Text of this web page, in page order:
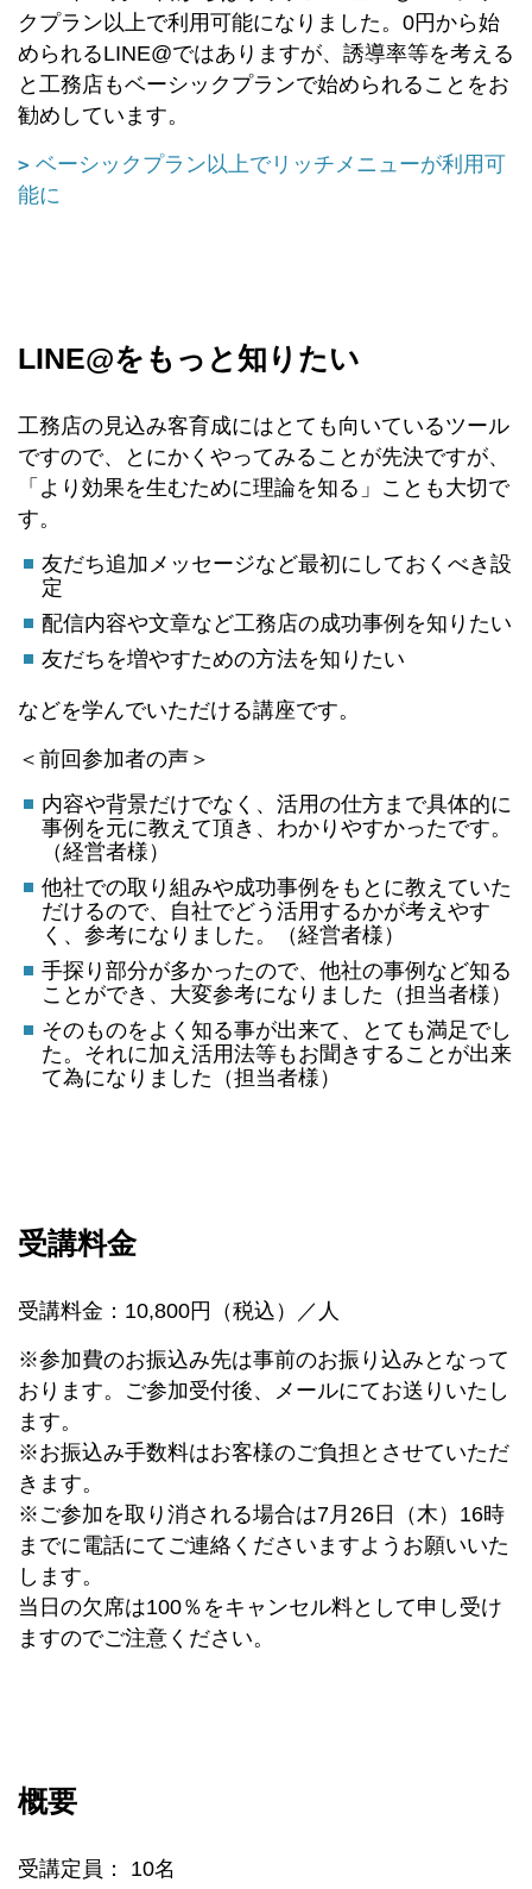
クプラン以上で利用可能になりました。0円から始
められるLINE@ではありますが、誘導率等を考える
と工務店もベーシックプランで始められることをお
勧めしています。
ベーシックプラン以上でリッチメニューが利用可
能に
LINE@をもっと知りたい
工務店の見込み客育成にはとても向いているツール
ですので、とにかくやってみることが先決ですが、
「より効果を生むために理論を知る」ことも大切で
す。
友だち追加メッセージなど最初にしておくべき設
定
配信内容や文章など工務店の成功事例を知りたい
友だちを増やすための方法を知りたい
などを学んでいただける講座です。
＜前回参加者の声＞
内容や背景だけでなく、活用の仕方まで具体的に
事例を元に教えて頂き、わかりやすかったです。
（経営者様）
他社での取り組みや成功事例をもとに教えていた
だけるので、自社でどう活用するかが考えやす
く、参考になりました。（経営者様）
手探り部分が多かったので、他社の事例など知る
ことができ、大変参考になりました（担当者様）
そのものをよく知る事が出来て、とても満足でし
た。それに加え活用法等もお聞きすることが出来
て為になりました（担当者様）
受講料金
受講料金：10,800円（税込）／人
※参加費のお振込み先は事前のお振り込みとなって
おります。ご参加受付後、メールにてお送りいたし
ます。
※お振込み手数料はお客様のご負担とさせていただ
きます。
※ご参加を取り消される場合は7月26日（木）16時
までに電話にてご連絡くださいますようお願いいた
します。
当日の欠席は100％をキャンセル料として申し受け
ますのでご注意ください。
概要
受講定員： 10名